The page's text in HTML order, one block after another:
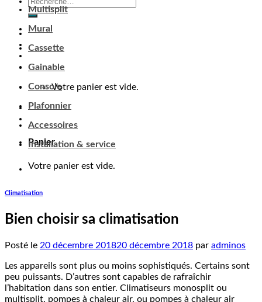
Votre panier est vide.
Panier
Votre panier est vide.
Multisplit
Mural
Cassette
Gainable
Console
Plafonnier
Accessoires
Installation & service
Climatisation
Bien choisir sa climatisation
Posté le 20 décembre 201820 décembre 2018 par adminos
Les appareils sont plus ou moins sophistiqués. Certains sont
peu puissants. D’autres sont capables de rafraîchir
l’habitation dans son entier. Climatiseurs monosplit ou
multisplit, pompes à chaleur air, ou pompes à chaleur air